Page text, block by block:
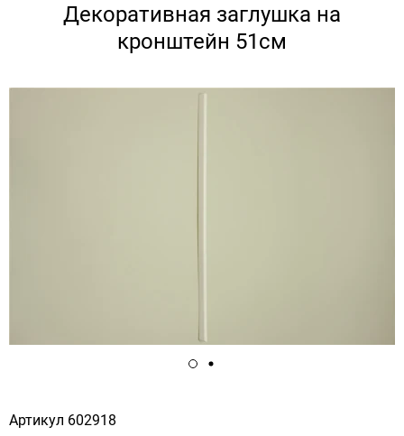
Декоративная заглушка на
кронштейн 51см
Артикул 602918